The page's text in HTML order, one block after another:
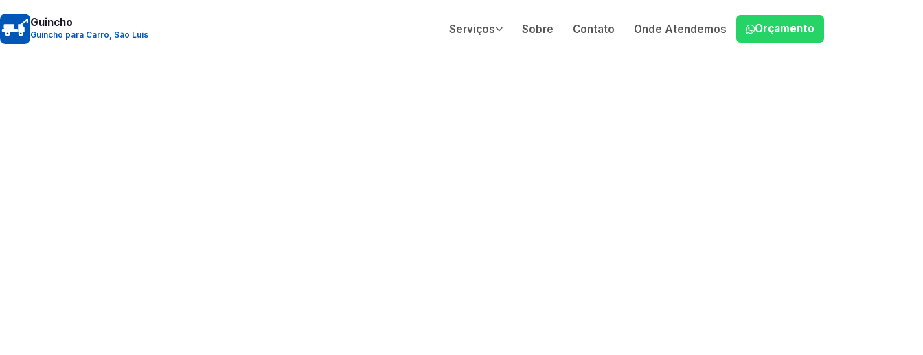
Guincho
Guincho para Carro, São Luís Serviços Sobre Contato Onde Atendemos Orçamento